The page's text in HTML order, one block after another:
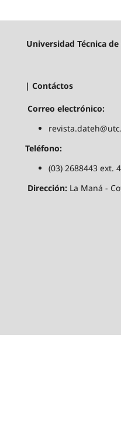
Universidad Técnica
| Contáctos
Correo electrónico:
Teléfono:
(03) 2688443 ext.
Dirección: La Maná -